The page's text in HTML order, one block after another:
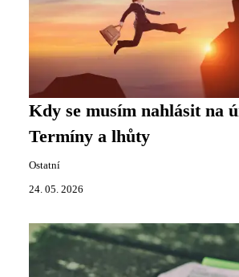
Kdy se musím nahlásit na
Termíny a lhůty
Ostatní
24. 05. 2026